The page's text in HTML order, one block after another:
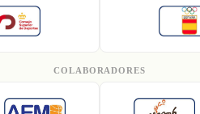
COLABORADORES